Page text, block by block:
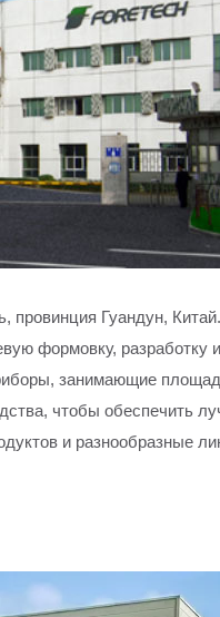
провинция Гуандун,
формовку, разработку и
занимающие
чтобы обеспечить
и разнообразные